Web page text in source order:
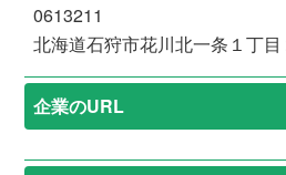
0613211
北海道石狩市花川北一条１丁目
企業のURL